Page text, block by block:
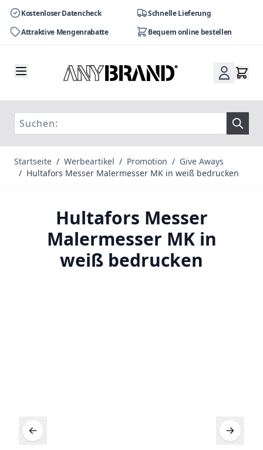
Kostenloser Datencheck
Schnelle Lieferung
Attraktive Mengenrabatte
Bequem online bestellen
Startseite / Werbeartikel / Promotion / Give Aways
/ Hultafors Messer Malermesser MK in weiß bedrucken
Hultafors Messer
Malermesser MK in
weiß bedrucken